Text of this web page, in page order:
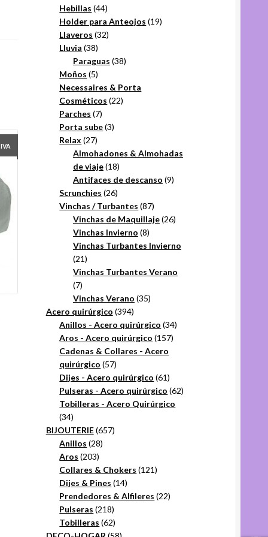
Hebillas 4444
productos
Holder para Anteojos 1919
Llaveros 3232
Lluvia 3838
productos
Paraguas 3838
Moños 55
productos
Necessaires & Porta
Cosméticos 2222
Parches 77
productos
Porta sube 33
Relax 2727
productos
Almohadones & Almohadas
de viaje 1818
productos
Antifaces de descanso 99
Scrunchies 2626
productos
Vinchas / Turbantes 8787
productos
Vinchas de Maquillaje 2626
Vinchas Invierno 88
productos
Vinchas Turbantes Invierno
2121
productos
Vinchas Turbantes Verano
77
productos
Vinchas Verano 3535
Acero quirúrgico 394394
productos
Anillos - Acero quirúrgico 3434
Aros - Acero quirúrgico 157157
Cadenas & Collares - Acero
quirúrgico 5757
productos
Dijes - Acero quirúrgico 6161
productos
Pulseras - Acero quirúrgico 6262
Tobilleras - Acero Quirúrgico
3434
productos
BIJOUTERIE 657657
Anillos 2828
Aros 203203
productos
Collares & Chokers 121121
Dijes & Pines 1414
productos
Prendedores & Alfileres 2222
Pulseras 218218
productos
Tobilleras 6262
productos
58